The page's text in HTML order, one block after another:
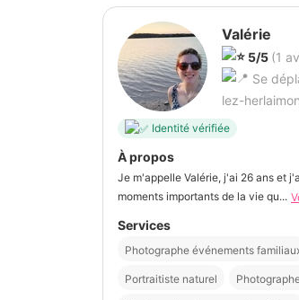
Valérie
5/5 (1
Se
lez-
Identité vérifiée
À propos
Je m'appelle Valérie, j'ai 26 ans et
moments importants de la vie qu...
Services
Photographe événements
Portraitiste naturel